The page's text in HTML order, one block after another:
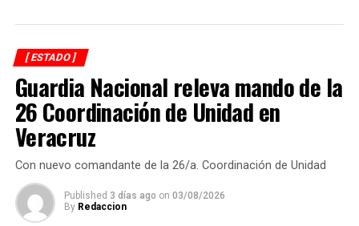
reforzar la presencia del partido en el territorio.
Asimismo, señaló que se impulsará la integración de los
mejores cuadros del PT para que participen en las
encuestas internas y tengan la posibilidad de encabezar
las alianzas electorales rumbo a 2027.
Morales García destacó que su responsabilidad como
Emiliano Zapata y Xalapa, cuya demarcación abarca 24
municipios, entre ellos Yecuatla y Juchique de Ferrer,
[ ESTADO ]
Guardia Nacional releva mando de la
26 Coordinación de Unidad en
Veracruz
Con nuevo comandante de la 26/a. Coordinación de Unidad
Published 3 días ago on 03/08/2026
By Redaccion